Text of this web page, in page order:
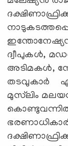
ഇന്തോനേഷ്യൻ
ദ്വീപുകൾ,
അടിമകൾ,
തടവുകാർ
മുസ്‌ലിം